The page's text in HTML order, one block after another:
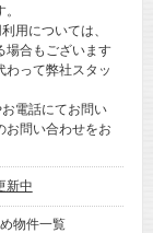
用については、
場合もございます
わって弊社スタッ
電話にてお問い
お問い合わせをお
新中
物件一覧